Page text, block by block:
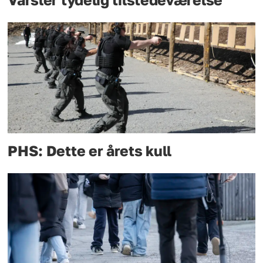
PHS: Dette er årets kull